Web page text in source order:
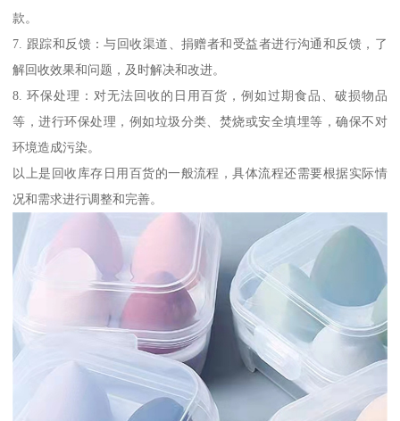
款。
7. 跟踪和反馈：与回收渠道、捐赠者和受益者进行沟通和反馈，了
解回收效果和问题，及时解决和改进。
8. 环保处理：对无法回收的日用百货，例如过期食品、破损物品
等，进行环保处理，例如垃圾分类、焚烧或安全填埋等，确保不对
环境造成污染。
以上是回收库存日用百货的一般流程，具体流程还需要根据实际情
况和需求进行调整和完善。